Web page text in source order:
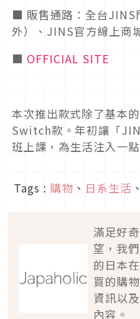
■ 販售通路：全台JINS
外）、JINS官方線上商
■ OFFICIAL SITE
本次推出款式除了基本
Switch款。年初讓「
班上課，為生活注入一點
Tags : 購物 、 日系生活 、
滿足好
望，我
的日本
買的購
資訊以
內容。